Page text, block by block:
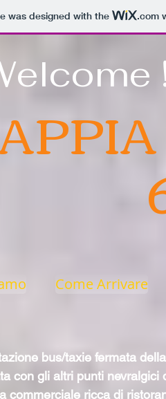
was designed with the .com
Come Arrivare
bus/taxie fermata
con gli altri punti nevralgici
commerciale ricca di